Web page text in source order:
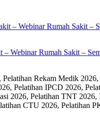
Webinar Rumah Sakit –
Rekam Medik
Pelatihan IPCD 2026,
2026, Pelatihan TNT
CTU 2026, Pelatihan